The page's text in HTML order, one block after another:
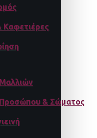
Καφετιέρες
Προσώπου & Σώματος